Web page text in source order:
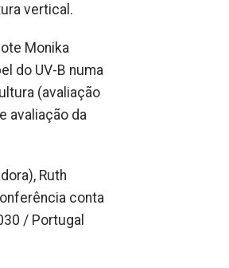
vertical.
Monika
do UV-B numa
(avaliação
avaliação da
Ruth
conta
/ Portugal